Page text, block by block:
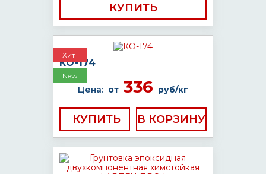
КУПИТЬ
Хит
New
КО-174
Цена: от 336 руб/кг
КУПИТЬ